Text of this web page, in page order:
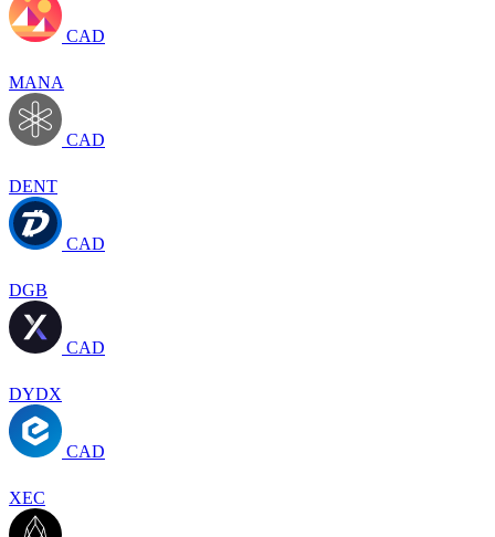
CAD
MANA
CAD
DENT
CAD
DGB
CAD
DYDX
CAD
XEC